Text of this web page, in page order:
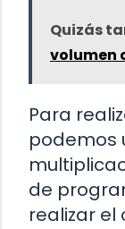
Quizás
volumen
Para
podemos
de
realizar